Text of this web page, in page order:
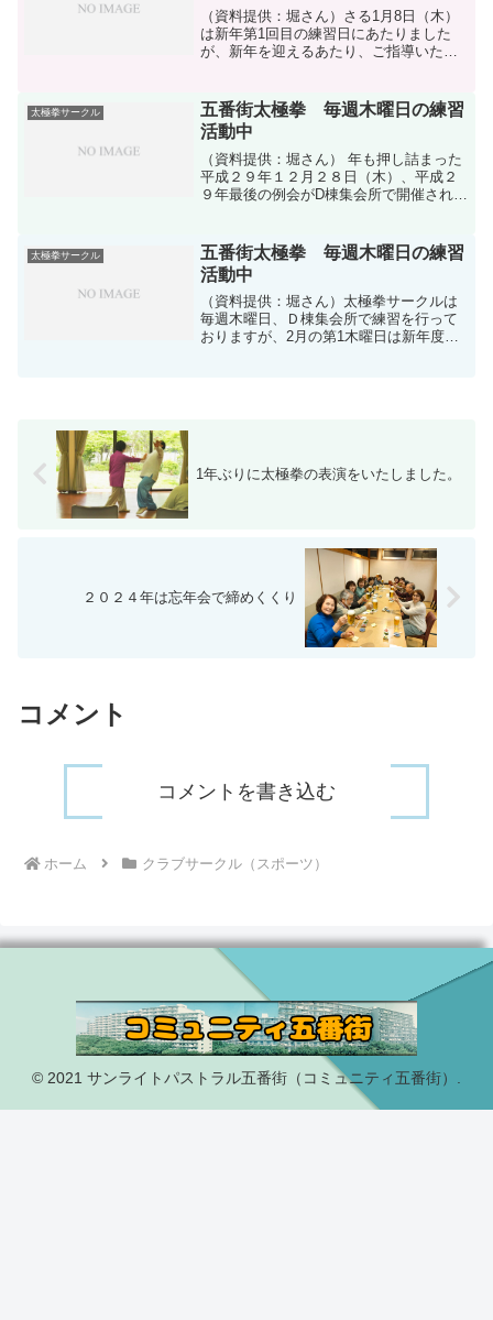
（資料提供：堀さん）さる1月8日（木）
は新年第1回目の練習日にあたりました
が、新年を迎えるあたり、ご指導いただ
（木）が最終日となりましたので、皆さ
ん揃って顔を合わせる...
太極拳サークル
五番街太極拳 毎週木曜日の練習
活動中
（資料提供：堀さん） 年も押し詰まった
平成２９年１２月２８日（木）、平成２
９年最後の例会がD棟集会所で開催されま
化２４式太極拳の練習後、ご指導いただ
いている鈴木先生を囲ん...
太極拳サークル
五番街太極拳 毎週木曜日の練習
活動中
（資料提供：堀さん）太極拳サークルは
毎週木曜日、Ｄ棟集会所で練習を行って
おりますが、2月の第1木曜日は新年度に
1年ぶりに太極拳の表演をいたしました。
２０２４年は忘年会で締めくくり
コメント
コメントを書き込む
ホーム クラブサークル（スポーツ）
© 2021 サンライトパストラル五番街（コミュニティ五番街）.